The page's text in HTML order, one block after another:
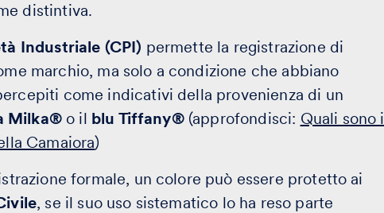
distintiva.
Industriale (CPI) permette la registrazione di
marchio, ma solo a condizione che abbiano
come indicativi della provenienza di un
Milka®o il blu Tiffany®(approfondisci: Quali sono i
Camaiora)
formale, un colore può essere protetto ai
, se il suo uso sistematico lo ha reso parte